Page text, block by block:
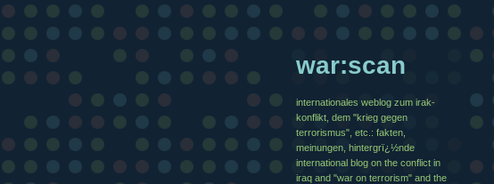
war:scan
internationales weblog zum irak-
konflikt, dem "krieg gegen
terrorismus", etc.: fakten,
meinungen, hintergrï¿½nde
international blog on the conflict in
iraq and "war on terrorism" and the